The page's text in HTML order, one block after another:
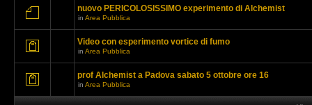
nuovo PERICOLOSISSIMO experimento di Alchemist
in Area Pubblica
Video con esperimento vortice di fumo
in Area Pubblica
prof Alchemist a Padova sabato 5 ottobre ore 16
in Area Pubblica